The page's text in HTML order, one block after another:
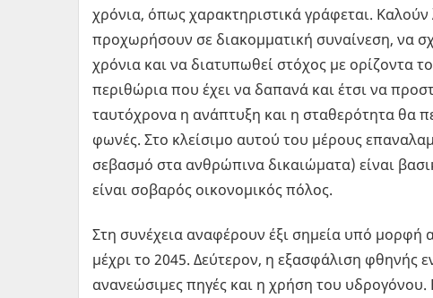
χρόνια, όπως χαρακτηριστικά γράφεται. Καλούν
προχωρήσουν σε διακομματική συναίνεση, να
χρόνια και να διατυπωθεί στόχος με ορίζοντα
περιθώρια που έχει να δαπανά και έτσι να
ταυτόχρονα η ανάπτυξη και η σταθερότητα θα
φωνές. Στο κλείσιμο αυτού του μέρους
σεβασμό στα ανθρώπινα δικαιώματα) είναι
είναι σοβαρός οικονομικός πόλος.
Στη συνέχεια αναφέρουν έξι σημεία υπό μορφή
μέχρι το 2045. Δεύτερον, η εξασφάλιση φθηνής
ανανεώσιμες πηγές και η χρήση του